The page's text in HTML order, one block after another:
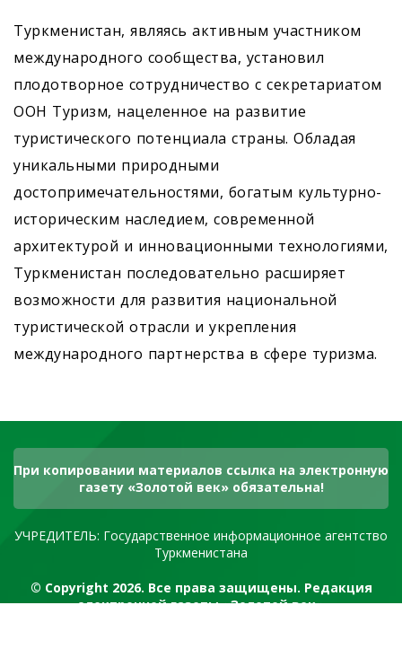
Туркменистан, являясь активным участником
международного сообщества, установил
плодотворное сотрудничество с секретариатом
ООН Туризм, нацеленное на развитие
туристического потенциала страны. Обладая
уникальными природными
достопримечательностями, богатым культурно-
историческим наследием, современной
архитектурой и инновационными технологиями,
Туркменистан последовательно расширяет
возможности для развития национальной
туристической отрасли и укрепления
международного партнерства в сфере туризма.
При копировании материалов ссылка на электронную
газету «Золотой век» обязательна!
УЧРЕДИТЕЛЬ: Государственное информационное агентство
Туркменистана
© Copyright 2026. Все права защищены. Редакция
электронной газеты «Золотой век»